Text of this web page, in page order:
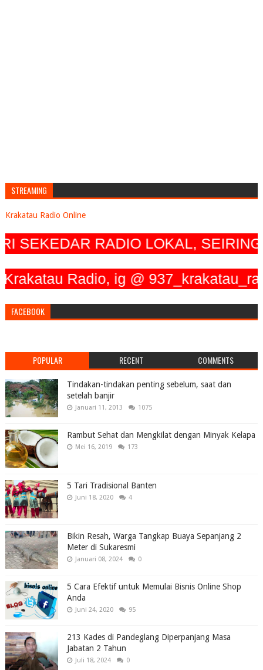
STREAMING
Krakatau Radio Online
RADIO LOKAL, SEIRING
Radio, ig @
FACEBOOK
POPULAR RECENT COMMENTS
Tindakan-tindakan penting sebelum, saat dan
setelah banjir
Januari 11, 2013 1075
Rambut Sehat dan Mengkilat dengan Minyak Kelapa
Mei 16, 2019 173
5 Tari Tradisional Banten
Juni 18, 2020 4
Bikin Resah, Warga Tangkap Buaya Sepanjang 2
Meter di Sukaresmi
Januari 08, 2024 0
5 Cara Efektif untuk Memulai Bisnis Online Shop
Anda
Juni 24, 2020 95
213 Kades di Pandeglang Diperpanjang Masa
Jabatan 2 Tahun
Juli 18, 2024 0